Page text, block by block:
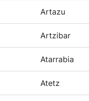
Artazu
Artzibar
Atarrabia
Atetz